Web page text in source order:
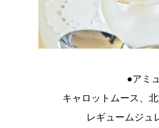
●アミ
キャロットムース、
レギュームジュ